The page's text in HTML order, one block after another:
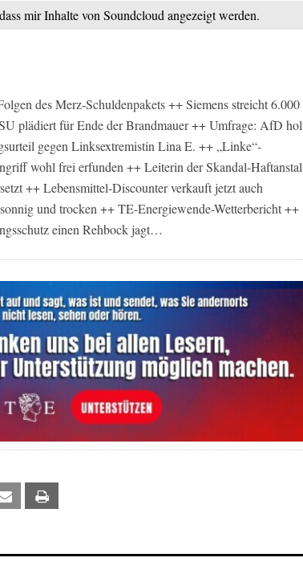
mir Inhalte von Soundcloud angezeigt werden.
des Merz-Schuldenpakets ++ Siemens streicht 6.000
plädiert für Ende der Brandmauer ++ Umfrage: AfD
gegen Linksextremistin Lina E. ++ „Linke“-
wohl frei erfunden ++ Leiterin der Skandal-
++ Lebensmittel-Discounter verkauft jetzt auch
und trocken ++ TE-Energiewende-Wetterbericht ++
einen Rehbock jagt…
Email